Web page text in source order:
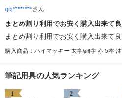
qcj********さん
まとめ割り利用でお安く購入出来て
まとめ割り利用でお安く購入出来て良
購入商品：ハイマッキー 太字/細字 赤 5本
筆記用具の人気ランキング
1 2